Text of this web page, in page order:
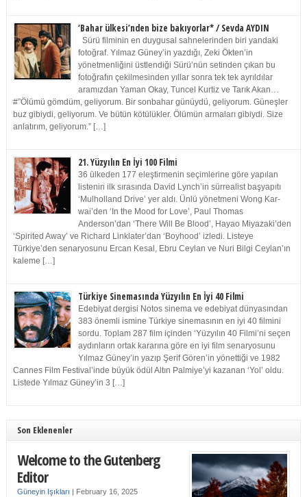
‘Bahar ülkesi’nden bize bakıyorlar* / Sevda AYDIN
Sürü filminin en duygusal sahnelerinden biri yandaki
fotoğraf. Yılmaz Güney’in yazdığı, Zeki Ökten’in
yönetmenliğini üstlendiği Sürü’nün setinden çıkan bu
fotoğrafın çekilmesinden yıllar sonra tek tek ayrıldılar
aramızdan Yaman Okay, Tuncel Kurtiz ve Tarık Akan…
#”Ölümü gömdüm, geliyorum. Bir sonbahar günüydü, geliyorum. Güneşler
buz gibiydi, geliyorum. Ve bütün kötülükler. Ölümün armaları gibiydi. Size
anlatırım, geliyorum.” […]
21. Yüzyılın En İyi 100 Filmi
36 ülkeden 177 eleştirmenin seçimlerine göre yapılan
listenin ilk sırasında David Lynch’in sürrealist başyapıtı
‘Mulholland Drive’ yer aldı. Ünlü yönetmeni Wong Kar-
wai’den ‘In the Mood for Love’, Paul Thomas
Anderson’dan ‘There Will Be Blood’, Hayao Miyazaki’den
‘Spirited Away’ ve Richard Linklater’dan ‘Boyhood’ izledi. Listeye
Türkiye’den senaryosunu Ercan Kesal, Ebru Ceylan ve Nuri Bilgi Ceylan’ın
kaleme […]
Türkiye Sinemasında Yüzyılın En İyi 40 Filmi
Edebiyat dergisi Notos sinema ve edebiyat dünyasından
383 önemli ismine Türkiye sinemasının en iyi 40 filmini
sordu. Toplam 287 film içinden ‘Yüzyılın 40 Filmi’ni seçen
aydınların ortak kararına göre en iyi film senaryosunu
Yılmaz Güney’in yazıp Şerif Gören’in yönettiği ve 1982
Cannes Film Festival’inde büyük ödül Altın Palmiye’yi kazanan ‘Yol’ oldu.
Listede Yılmaz Güney’in 3 […]
Son Eklenenler
Welcome to the Gutenberg
Editor
Güneyin Işıkları | February 16, 2025